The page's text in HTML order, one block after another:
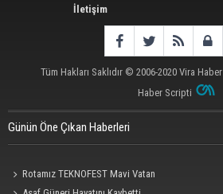
İletişim
Tüm Hakları Saklıdır © 2006-2020 Vira Haber
Haber Scripti
Günün Öne Çıkan Haberleri
Rotamız TEKNOFEST Mavi Vatan